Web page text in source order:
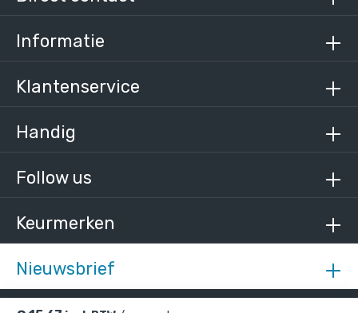
Nieuwsbrief
Follow us
Keurmerken
Informatie
Klantenservice
Handig